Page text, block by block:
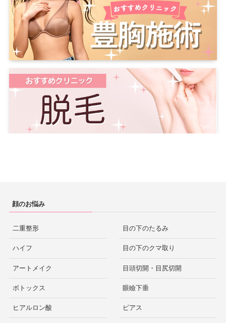
顔のお悩み
二重整形
ハイフ
アートメイク
ボトックス
ヒアルロン酸
目の下のたるみ
目の下のクマ取り
目頭切開・目尻切開
眼瞼下垂
ピアス